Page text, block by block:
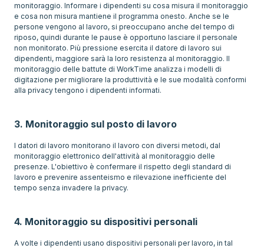
monitoraggio. Informare i dipendenti su cosa misura il monitoraggio
e cosa non misura mantiene il programma onesto. Anche se le
persone vengono al lavoro, si preoccupano anche del tempo di
riposo, quindi durante le pause è opportuno lasciare il personale
non monitorato. Più pressione esercita il datore di lavoro sui
dipendenti, maggiore sarà la loro resistenza al monitoraggio. Il
monitoraggio delle battute di WorkTime analizza i modelli di
digitazione per migliorare la produttività e le sue modalità conformi
alla privacy tengono i dipendenti informati.
3. Monitoraggio sul posto di lavoro
I datori di lavoro monitorano il lavoro con diversi metodi, dal
monitoraggio elettronico dell'attività al monitoraggio delle
presenze. L'obiettivo è confermare il rispetto degli standard di
lavoro e prevenire assenteismo e rilevazione inefficiente del
tempo senza invadere la privacy.
4. Monitoraggio su dispositivi personali
A volte i dipendenti usano dispositivi personali per lavoro, in tal